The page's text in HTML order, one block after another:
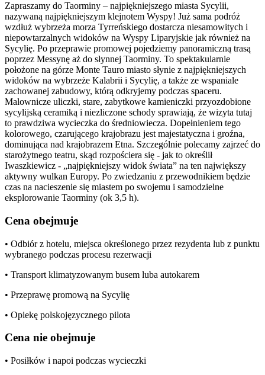
Zapraszamy do Taorminy – najpiękniejszego miasta Sycylii,
nazywaną najpiękniejszym klejnotem Wyspy! Już sama podróż
wzdłuż wybrzeża morza Tyrreńskiego dostarcza niesamowitych i
niepowtarzalnych widoków na Wyspy Liparyjskie jak również na
Sycylię. Po przeprawie promowej pojedziemy panoramiczną trasą
poprzez Messynę aż do słynnej Taorminy. To spektakularnie
położone na górze Monte Tauro miasto słynie z najpiękniejszych
widoków na wybrzeże Kalabrii i Sycylię, a także ze wspaniale
zachowanej zabudowy, którą odkryjemy podczas spaceru.
Malownicze uliczki, stare, zabytkowe kamieniczki przyozdobione
sycylijską ceramiką i niezliczone schody sprawiają, że wizyta tutaj
to prawdziwa wycieczka do średniowiecza. Dopełnieniem tego
kolorowego, czarującego krajobrazu jest majestatyczna i groźna,
dominująca nad krajobrazem Etna. Szczególnie polecamy zajrzeć do
starożytnego teatru, skąd rozpościera się - jak to określił
Iwaszkiewicz - „najpiękniejszy widok świata” na ten największy
aktywny wulkan Europy. Po zwiedzaniu z przewodnikiem będzie
czas na nacieszenie się miastem po swojemu i samodzielne
eksplorowanie Taorminy (ok 3,5 h).
Cena obejmuje
• Odbiór z hotelu, miejsca określonego przez rezydenta lub z punktu
wybranego podczas procesu rezerwacji
• Transport klimatyzowanym busem luba autokarem
• Przeprawę promową na Sycylię
• Opiekę polskojęzycznego pilota
Cena nie obejmuje
• Posiłków i napoi podczas wycieczki